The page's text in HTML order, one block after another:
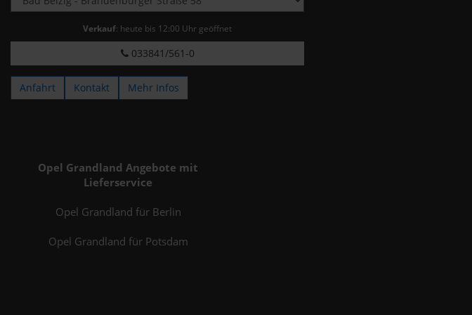
Verkauf: heute bis 12:00 Uhr geöffnet
033841/561-0
Anfahrt Kontakt Mehr Infos
Opel Grandland Angebote mit
Lieferservice
Opel Grandland für Berlin
Opel Grandland für Potsdam